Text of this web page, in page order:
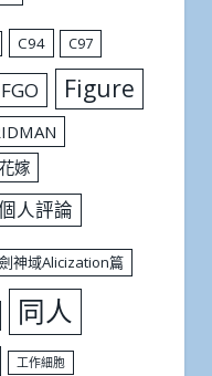
C94 C97
FGO Figure
嫁
人評論
神域Alicization篇
同人
工作細胞